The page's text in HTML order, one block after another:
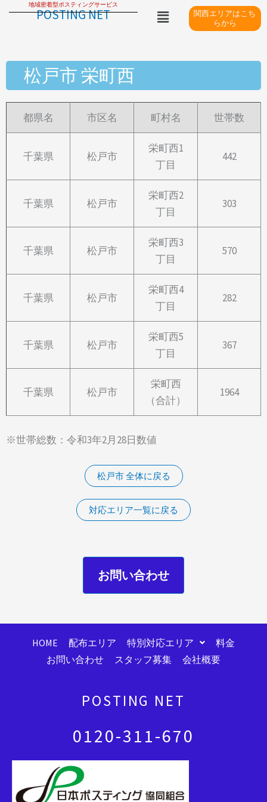
ス
ッ
POSTING NET
地域密着型ポスティングサービス メ
ニ
関西エリアはこち
らから
松戸市 栄町西
都県名 市区名 町村名 世帯数
千葉県 松戸市
栄町西1
丁目
442
千葉県 松戸市
栄町西2
丁目
303
千葉県 松戸市
栄町西3
丁目
570
千葉県 松戸市
栄町西4
丁目
282
千葉県 松戸市
栄町西5
丁目
367
千葉県 松戸市
栄町西
（合計）
1964
※世帯総数：令和3年2月28日数値
松戸市 全体に戻る
対応エリア一覧に戻る
お問い合わせ
HOME 配布エリア 特別対応エリア
料金
お問い合わせ
スタッフ募集 会社概要
POSTING NET
0120-311-670